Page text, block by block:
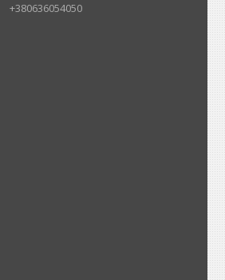
+380636054050